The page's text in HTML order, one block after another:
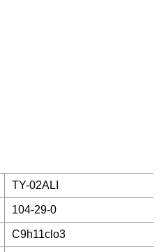
TY-02ALI
104-29-0
C9h11clo3